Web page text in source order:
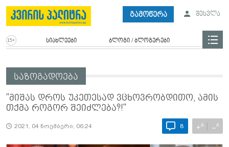
გამოწერა შესვლა
სიახლეები ბლოგი / ბლოგერები
საზოგადოება
"მიშას დროს უკეთესად ვცხოვრობდითო, ამის
თქმა როგორ შეიძლება?!"
2021, 04 ნოემბერი, 06:24 8 +A −A